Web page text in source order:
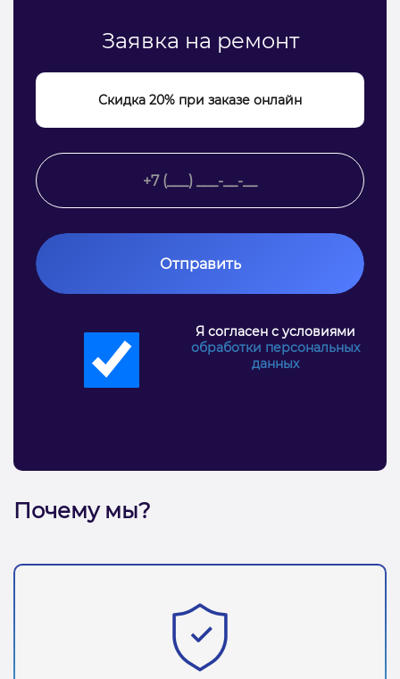
Заявка на ремонт
Скидка 20% при заказе онлайн
Отправить
Я согласен с условиями
обработки персональных
данных
Почему мы?